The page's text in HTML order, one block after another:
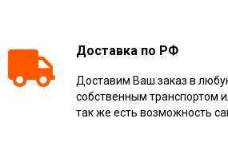
Доставка по РФ
Доставим Ваш заказ в
собственным транспортом
так же есть возможность